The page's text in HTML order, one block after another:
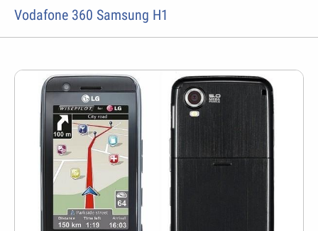
Vodafone 360 Samsung H1